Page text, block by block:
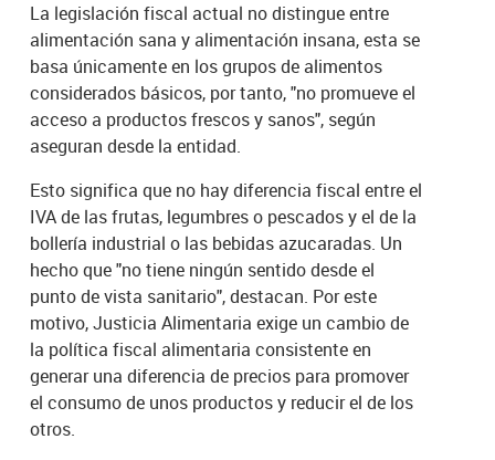
La legislación fiscal actual no distingue entre
alimentación sana y alimentación insana, esta se
basa únicamente en los grupos de alimentos
considerados básicos, por tanto, "no promueve el
acceso a productos frescos y sanos", según
aseguran desde la entidad.
Esto significa que no hay diferencia fiscal entre el
IVA de las frutas, legumbres o pescados y el de la
bollería industrial o las bebidas azucaradas. Un
hecho que "no tiene ningún sentido desde el
punto de vista sanitario", destacan. Por este
motivo, Justicia Alimentaria exige un cambio de
la política fiscal alimentaria consistente en
generar una diferencia de precios para promover
el consumo de unos productos y reducir el de los
otros.